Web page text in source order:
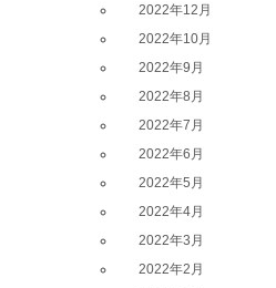
2022年12月
2022年10月
2022年9月
2022年8月
2022年7月
2022年6月
2022年5月
2022年4月
2022年3月
2022年2月